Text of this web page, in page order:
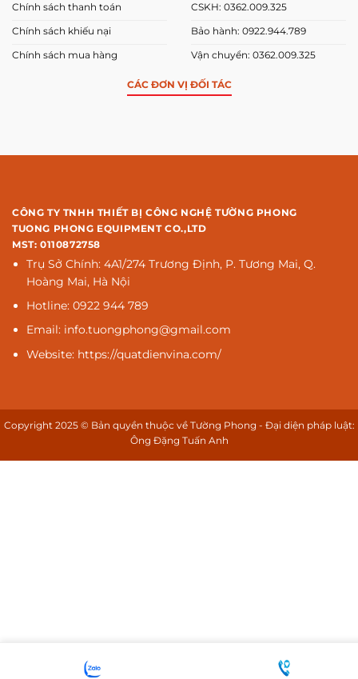
Chính sách thanh toán
Chính sách khiếu nại
Chính sách mua hàng
CSKH: 0362.009.325
Bảo hành: 0922.944.789
Vận chuyển: 0362.009.325
CÁC ĐƠN VỊ ĐỐI TÁC
CÔNG TY TNHH THIẾT BỊ CÔNG NGHỆ TƯỜNG PHONG
TUONG PHONG EQUIPMENT CO.,LTD
MST: 0110872758
Trụ Sở Chính: 4A1/274 Trương Định, P. Tương Mai, Q.
Hoàng Mai, Hà Nội
Hotline: 0922 944 789
Email: info.tuongphong@gmail.com
Website: https://quatdienvina.com/
Copyright 2025 © Bản quyền thuộc về Tường Phong - Đại diện pháp luật:
Ông Đặng Tuấn Anh